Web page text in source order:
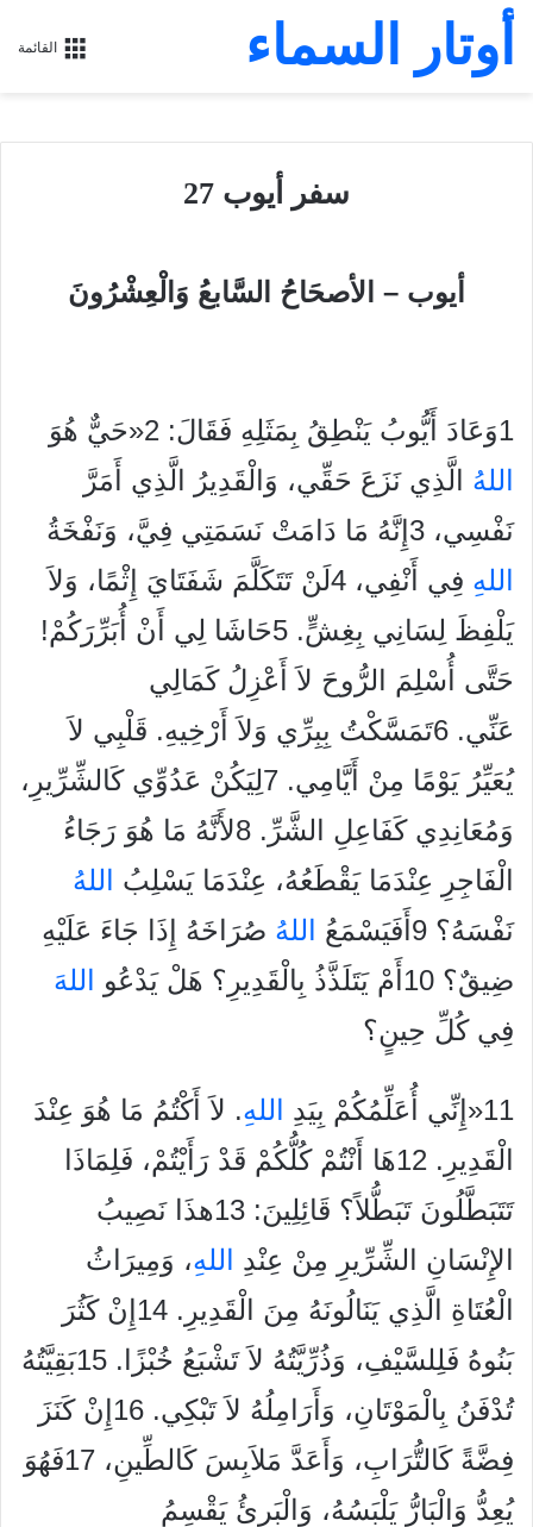
القائمة أوتار السماء
سفر أيوب 27
أيوب – الأصحَاحُ السَّابعُ وَالْعِشْرُونَ
1وَعَادَ أَيُّوبُ يَنْطِقُ بِمَثَلِهِ فَقَالَ: 2«حَيٌّ هُوَ
الله ُ الَّذِي نَزَعَ حَقِّي، وَالْقَدِيرُ الَّذِي أَمَرَّ
نَفْسِي، 3إِنَّهُ مَا دَامَتْ نَسَمَتِي فِيَّ، وَنَفْخَةُ
الله
ِ فِي أَنْفِي، 4لَنْ تَتَكَلَّمَ شَفَتَايَ إِثْمًا، وَلاَ
يَلْفِظَ لِسَانِي بِغِشٍّ. 5حَاشَا لِي أَنْ أُبَرِّرَكُمْ!
حَتَّى أُسْلِمَ الرُّوحَ لاَ أَعْزِلُ كَمَالِي
عَنِّي. 6تَمَسَّكْتُ بِبِرِّي وَلاَ أَرْخِيهِ. قَلْبِي لاَ
يُعَيِّرُ يَوْمًا مِنْ أَيَّامِي. 7لِيَكُنْ عَدُوِّي كَالشِّرِّيرِ،
وَمُعَانِدِي كَفَاعِلِ الشَّرِّ. 8لأَنَّهُ مَا هُوَ رَجَاءُ
الْفَاجِرِ عِنْدَمَا يَقْطَعُهُ، عِنْدَمَا يَسْلِبُ
الله
نَفْسَهُ؟ 9أَفَيَسْمَعُ
الله ُ صُرَاخَهُ إِذَا جَاءَ عَلَيْهِ
ضِيقٌ؟ 10أَمْ يَتَلَذَّذُ بِالْقَدِيرِ؟ هَلْ يَدْعُو
الله
فِي كُلِّ حِينٍ؟
11«إِنِّي أُعَلِّمُكُمْ بِيَدِ اللهِ. لاَ أَكْتُمُ مَا هُوَ عِنْدَ
الْقَدِيرِ. 12هَا أَنْتُمْ كُلُّكُمْ قَدْ رَأَيْتُمْ، فَلِمَاذَا
تَتَبَطَّلُونَ تَبَطُّلاً؟ قَائِلِينَ: 13هذَا نَصِيبُ
الإِنْسَانِ الشِّرِّيرِ مِنْ عِنْدِ
اللهِ، وَمِيرَاثُ
الْعُتَاةِ الَّذِي يَنَالُونَهُ مِنَ الْقَدِيرِ. 14إِنْ كَثُرَ
بَنُوهُ فَلِلسَّيْفِ، وَذُرِّيَّتُهُ لاَ تَشْبَعُ خُبْزًا. 15بَقِيَّتُهُ
تُدْفَنُ بِالْمَوْتَانِ، وَأَرَامِلُهُ لاَ تَبْكِي. 16إِنْ كَنَزَ
فِضَّةً كَالتُّرَابِ، وَأَعَدَّ مَلاَبِسَ كَالطِّينِ، 17فَهُوَ
يُعِدُّ وَالْبَارُّ يَلْبَسُهُ، وَالْبَرِئُ يَقْسِمُ